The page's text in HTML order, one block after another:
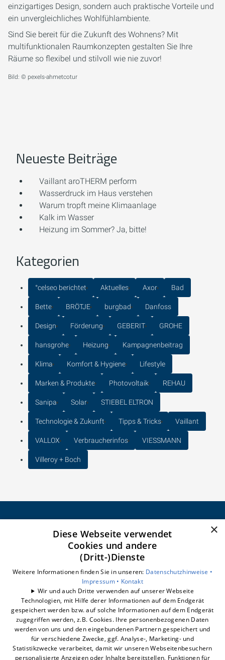
einzigartiges Design, sondern auch praktische Vorteile und
ein unvergleichliches Wohlfühlambiente.
Sind Sie bereit für die Zukunft des Wohnens? Mit
multifunktionalen Raumkonzepten gestalten Sie Ihre
Räume so flexibel und stilvoll wie nie zuvor!
Bild: © pexels-ahmetcotur
Neueste Beiträge
Vaillant aroTHERM perform
Wasserdruck im Haus verstehen
Warum tropft meine Klimaanlage
Kalk im Wasser
Heizung im Sommer? Ja, bitte!
Kategorien
°celseo berichtet Aktuelles Axor Bad
Bette BRÖTJE burgbad Danfoss
Design Förderung GEBERIT GROHE
hansgrohe Heizung Kampagnenbeitrag
Klima Komfort & Hygiene Lifestyle
Marken & Produkte Photovoltaik REHAU
Sanipa Solar STIEBEL ELTRON
Technologie & Zukunft Tipps & Tricks Vaillant
VALLOX Verbraucherinfos VIESSMANN
Villeroy + Boch
CELSEO Service GmbH
Datenschutzerklärung
Barrierefreiheitserklärung
Unsere Bereiche
Badberatung
Badrechner
Badsanierung
×
Diese Webseite verwendet
Cookies und andere
(Dritt-)Dienste
Weitere Informationen finden Sie in unseren: Datenschutzhinweise •
Impressum • Kontakt
Wir und auch Dritte verwenden auf unserer Webseite
Technologien, mit Hilfe derer Informationen auf dem Endgerät
gespeichert werden bzw. auf solche Informationen auf dem Endgerät
zugegriffen werden, z.B. Cookies. Ihre personenbezogenen Daten
werden von uns und den eingebundenen Partnern gespeichert und
für verschiedene Zwecke, ggf. Analyse-, Marketing- und
Statistikzwecke verarbeitet, damit wir unseren Webseitenbesuchern
personalisierte Anzeigen oder Inhalte bereitstellen, Funktionen für